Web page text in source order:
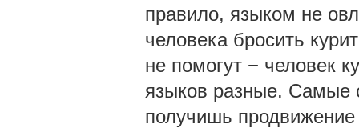
правило, языком не
человека бросить
не помогут − человек
языков разные. Самые
получишь